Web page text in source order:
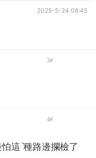
2025-5-24 08:45
3#
4#
這ˋ種路邊攔檢了